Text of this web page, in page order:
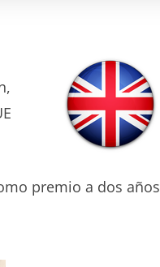
premio a dos años